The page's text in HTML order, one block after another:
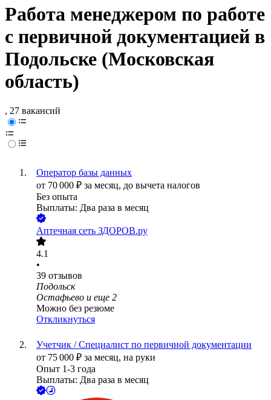
Работа менеджером по работе
с первичной документацией в
Подольске (Московская
область)
, 27 вакансий
Оператор базы данных
от 70 000 ₽ за месяц, до вычета налогов
Без опыта
Выплаты: Два раза в месяц
Аптечная сеть ЗДОРОВ.ру
4.1
•
39 отзывов
Подольск
Остафьево и еще 2
Можно без резюме
Откликнуться
Учетчик / Специалист по первичной документации
от 75 000 ₽ за месяц, на руки
Опыт 1-3 года
Выплаты: Два раза в месяц